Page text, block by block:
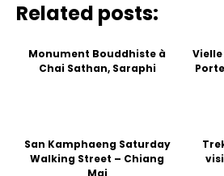
Related posts:
Monument Bouddhiste à
Chai Sathan, Saraphi
San Kamphaeng Saturday
Walking Street – Chiang
Mai